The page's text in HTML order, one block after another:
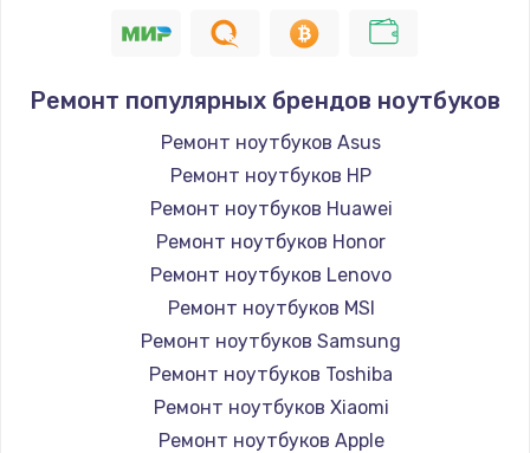
Ремонт популярных брендов ноутбуков
Ремонт ноутбуков Asus
Ремонт ноутбуков HP
Ремонт ноутбуков Huawei
Ремонт ноутбуков Honor
Ремонт ноутбуков Lenovo
Ремонт ноутбуков MSI
Ремонт ноутбуков Samsung
Ремонт ноутбуков Toshiba
Ремонт ноутбуков Xiaomi
Ремонт ноутбуков Apple